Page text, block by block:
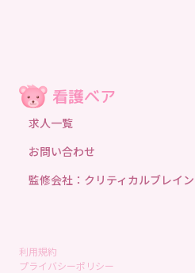
求人一覧
お問い合わせ
監修会社：クリティカルブレイン
利用規約
プライバシーポリシー